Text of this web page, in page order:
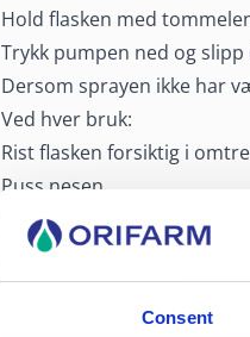
Consent
Hold flasken med
Trykk pumpen ned og
Dersom sprayen ikke har
Ved hver bruk:
Rist flasken forsiktig i
Puss nesen.
Bøy hodet forover. Ikke
Hold flasken med tuppen
Lukk det andre neseboret